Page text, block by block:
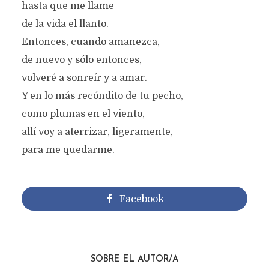
hasta que me llame
de la vida el llanto.
Entonces, cuando amanezca,
de nuevo y sólo entonces,
volveré a sonreír y a amar.
Y en lo más recóndito de tu pecho,
como plumas en el viento,
allí voy a aterrizar, ligeramente,
para me quedarme.
Facebook
SOBRE EL AUTOR/A